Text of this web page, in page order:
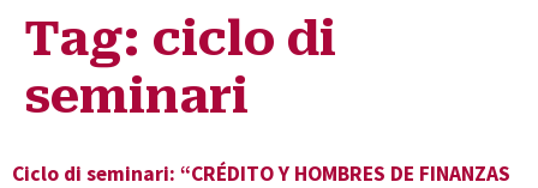
Tag: ciclo di
seminari
Ciclo di seminari: “CRÉDITO Y HOMBRES DE FINANZAS